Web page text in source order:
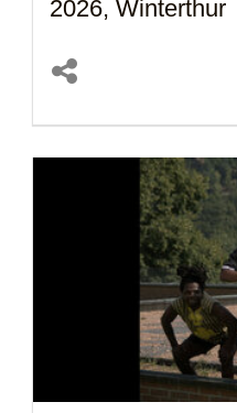
2026, Winterthur